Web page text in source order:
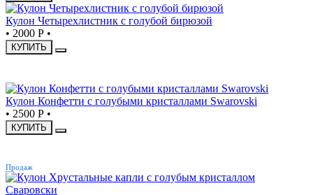
Кулон Четырехлистник с голубой бирюзой
• 2000 Р •
КУПИТЬ
Кулон Конфетти с голубыми кристаллами Swarovski
• 2500 Р •
КУПИТЬ
Продаж